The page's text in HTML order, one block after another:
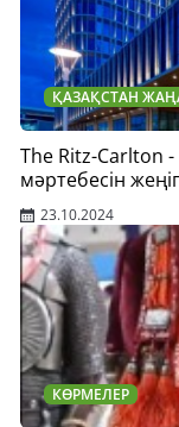
ҚАЗАҚСТАН
The Ritz-Carlton
мәртебесін
23.10.2024
КӨРМЕЛЕР